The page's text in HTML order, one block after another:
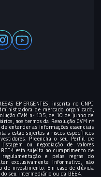
EMERGENTES, inscrita no CNPJ
de mercado organizado,
CVM nº 135, de 10 de junho de
nos termos da Resolução CVM nº
entender as informações essenciais
estão sujeitos a riscos específicos
Preencha o seu Perfil de
ou negociação de valores
está sujeita ao cumprimento de
e pelas regras do
exclusivamente informativo, não
de investimento. Em caso de dúvida
seu intermediário ou da BEE4.